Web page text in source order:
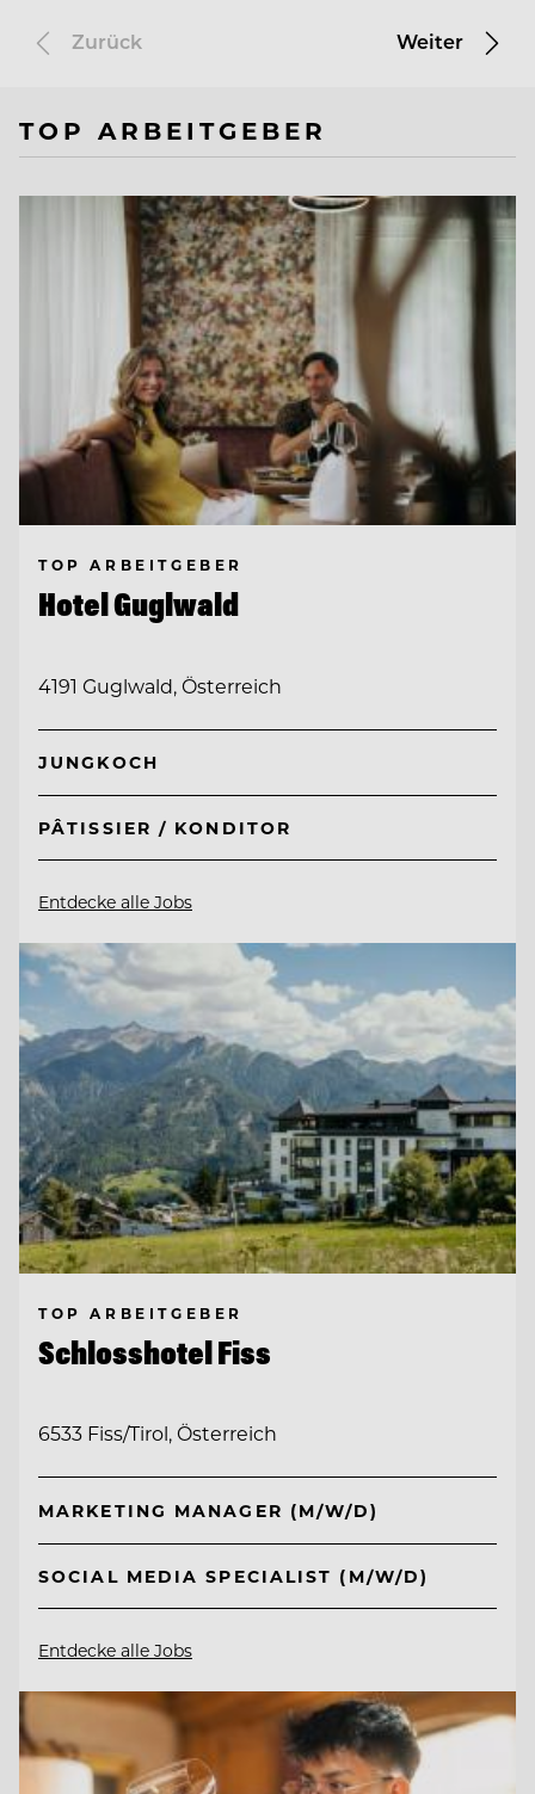
Zurück Weiter
TOP ARBEITGEBER
TOP ARBEITGEBER
Hotel Guglwald
4191 Guglwald, Österreich
JUNGKOCH
PÂTISSIER / KONDITOR
Entdecke alle Jobs
TOP ARBEITGEBER
Schlosshotel Fiss
6533 Fiss/Tirol, Österreich
MARKETING MANAGER (M/W/D)
SOCIAL MEDIA SPECIALIST (M/W/D)
Entdecke alle Jobs